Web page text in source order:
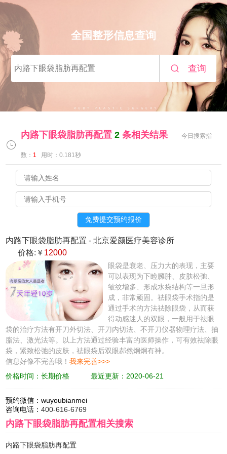
全国整形信息查询
查询
内路下眼袋脂肪再配置2 条相关结果 今日搜索指
数： 1 用时：0.181秒
内路下眼袋脂肪再配置 -北京爱颜医疗美容诊所
价格:￥ 12000
眼袋是衰老、压力大的表现，主要
可以表现为下睑臃肿、皮肤松弛、
皱纹增多、形成水袋结构等一旦形
成，非常顽固。祛眼袋手术指的是
通过手术的方法祛除眼袋，从而获
得动感迷人的双眼，一般用于祛眼
袋的治疗方法有开刀外切法、开刀内切法、不开刀仪器物理疗法、抽
脂法、激光法等。以上方法通过经验丰富的医师操作，可有效祛除眼
袋，紧致松弛的皮肤，祛眼袋后双眼郝然炯炯有神。
信息好像不完善哦！我来完善>>>
价格时间：长期价格
最近更新：2020-06-21
预约微信：wuyoubianmei
咨询电话：400-616-6769
内路下眼袋脂肪再配置相关搜索
内路下眼袋脂肪再配置